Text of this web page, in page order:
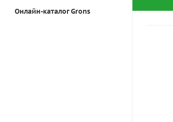
Онлайн-каталог Grons